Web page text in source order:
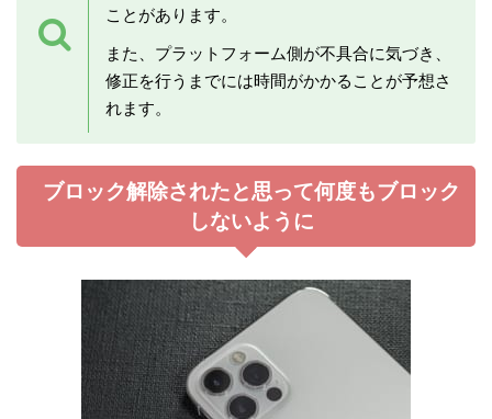
ことがあります。
また、プラットフォーム側が不具合に気づき、
修正を行うまでには時間がかかることが予想さ
れます。
ブロック解除されたと思って何度もブロック
しないように